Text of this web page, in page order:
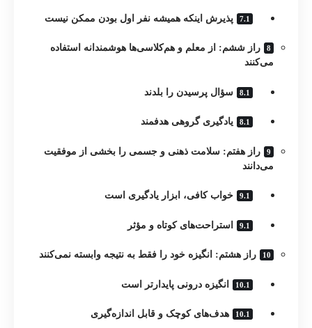
پذیرش اینکه همیشه نفر اول بودن ممکن نیست
راز ششم: از معلم و هم‌کلاسی‌ها هوشمندانه استفاده
می‌کنند
سؤال پرسیدن را بلدند
یادگیری گروهی هدفمند
راز هفتم: سلامت ذهنی و جسمی را بخشی از موفقیت
می‌دانند
خواب کافی، ابزار یادگیری است
استراحت‌های کوتاه و مؤثر
راز هشتم: انگیزه خود را فقط به نتیجه وابسته نمی‌کنند
انگیزه درونی پایدارتر است
هدف‌های کوچک و قابل اندازه‌گیری